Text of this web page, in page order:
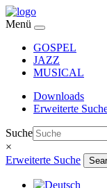
Menü
GOSPEL
JAZZ
MUSICAL
Downloads
Erweiterte
Suche
×
Erweiterte Suche